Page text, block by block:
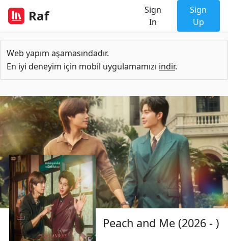
Raf
Sign
In
Sign
Up
Web yapım aşamasındadır.
En iyi deneyim için mobil uygulamamızı indir.
Peach and Me (2026 - )